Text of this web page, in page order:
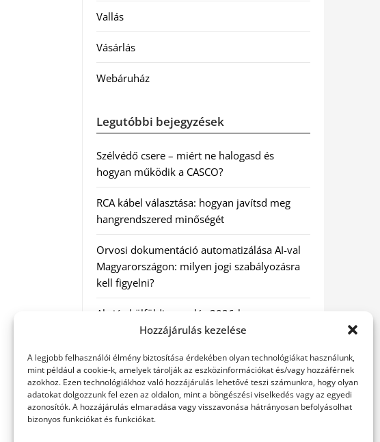
Hozzájárulás kezelése
A legjobb felhasználói élmény biztosítása érdekében olyan technológiákat használunk,
mint például a cookie-k, amelyek tárolják az eszközinformációkat és/vagy hozzáférnek
azokhoz. Ezen technológiákhoz való hozzájárulás lehetővé teszi számunkra, hogy olyan
adatokat dolgozzunk fel ezen az oldalon, mint a böngészési viselkedés vagy az egyedi
azonosítók. A hozzájárulás elmaradása vagy visszavonása hátrányosan befolyásolhat
bizonyos funkciókat és funkciókat.
Vallás
Vásárlás
Webáruház
Legutóbbi bejegyzések
Szélvédő csere – miért ne halogasd és
hogyan működik a CASCO?
RCA kábel választása: hogyan javítsd meg
hangrendszered minőségét
Orvosi dokumentáció automatizálása AI-val
Magyarországon: milyen jogi szabályozásra
kell figyelni?
Akciós külföldi nyaralás 2026-ban
előfoglalással: mit ellenőrizz az ár mellett?
A Kassai Irodaház modern munkakörnyezetet
biztosít
KERESÉS: